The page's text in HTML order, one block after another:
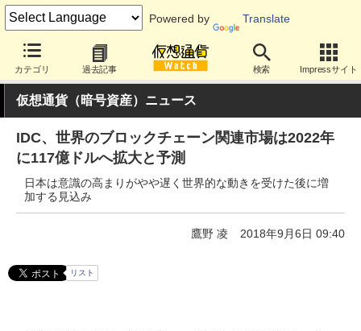
Powered by Translate
カテゴリ 過去記事 検索 Impressサイト
仮想通貨（暗号資産）ニュース
IDC、世界のブロックチェーン関連市場は2022年
に117億ドルへ拡大と予測
日本は意識の高まりがやや遅く世界的な動きを受けた後に増
加する見込み
鷹野 凌 2018年9月6日 09:40
リスト